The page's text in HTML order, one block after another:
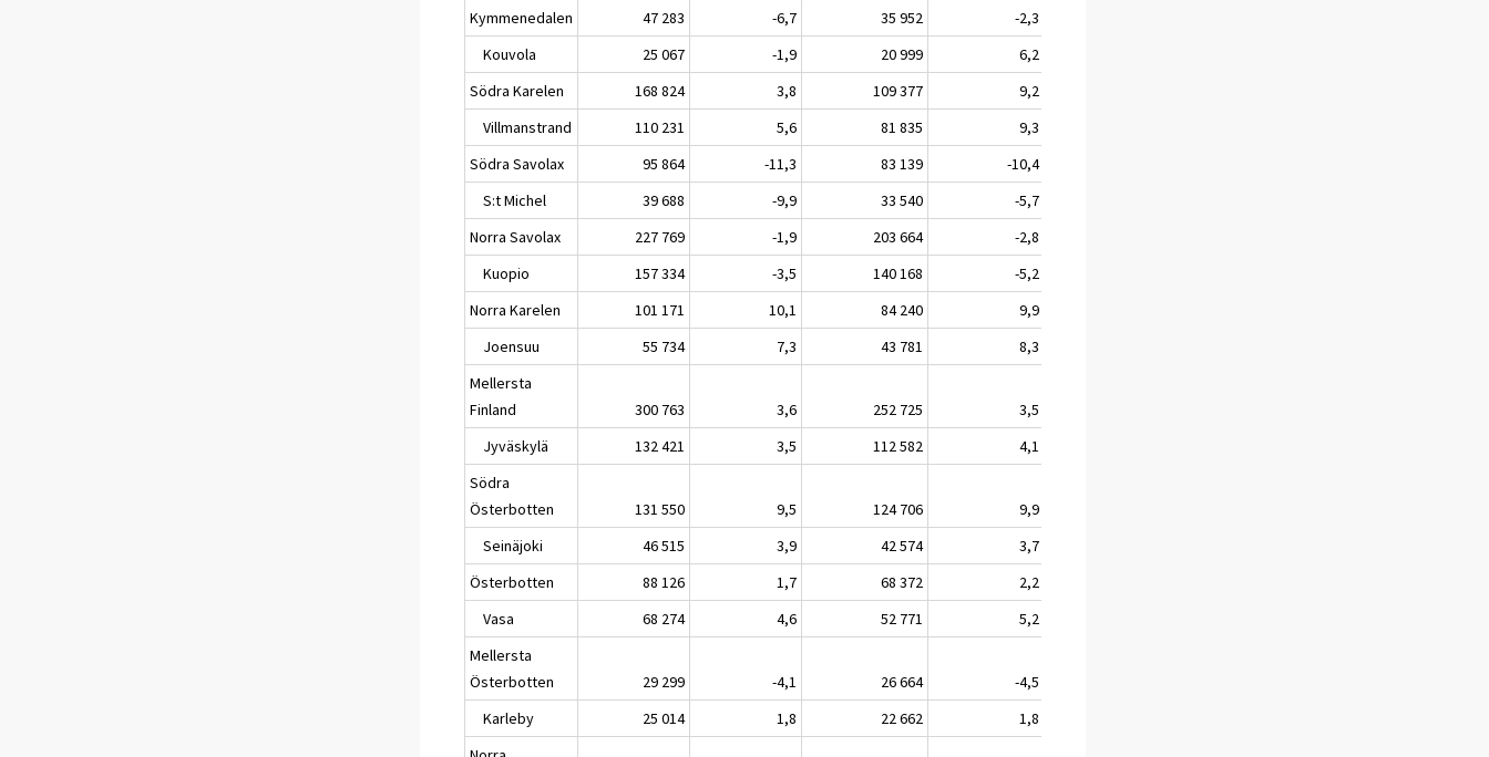
Kymmenedalen
47 283 -6,7 35 952 -2,3
Kouvola
25 067 -1,9 20 999 6,2
Södra Karelen
168 824 3,8 109 377 9,2
Villmanstrand
110 231 5,6 81 835 9,3
Södra Savolax
95 864 -11,3 83 139 -10,4
S:t Michel
39 688 -9,9 33 540 -5,7
Norra Savolax
227 769 -1,9 203 664 -2,8
Kuopio
157 334 -3,5 140 168 -5,2
Norra Karelen
101 171 10,1 84 240 9,9
Joensuu
55 734 7,3 43 781 8,3
Mellersta
Finland
300 763 3,6 252 725 3,5
Jyväskylä
132 421 3,5 112 582 4,1
Södra
Österbotten
131 550 9,5 124 706 9,9
Seinäjoki
46 515 3,9 42 574 3,7
Österbotten
88 126 1,7 68 372 2,2
Vasa
68 274 4,6 52 771 5,2
Mellersta
Österbotten
29 299 -4,1 26 664 -4,5
Karleby
25 014 1,8 22 662 1,8